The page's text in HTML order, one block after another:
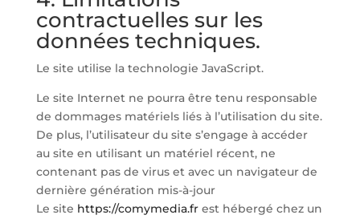
contractuelles sur les
données techniques.
Le site utilise la technologie JavaScript.
Le site Internet ne pourra être tenu responsable
de dommages matériels liés à l’utilisation du site.
De plus, l’utilisateur du site s’engage à accéder
au site en utilisant un matériel récent, ne
contenant pas de virus et avec un navigateur de
dernière génération mis-à-jour
Le site https://comymedia.frest hébergé chez un